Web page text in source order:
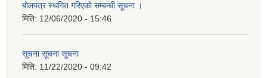
बाेलपत्र स्थगित गरिएकाे सम्बन्धी सूचना ।
मिति: 12/06/2020 - 15:46
सूचना सूचना सूचना
मिति: 11/22/2020 - 09:42